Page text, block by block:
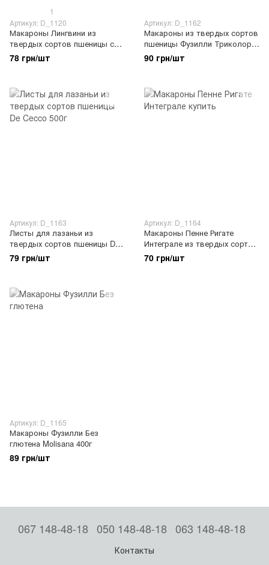
1
Артикул: D_1120
Макароны Лингвини из
твердых сортов пшеницы со
шпинатом De Cecco 500г
78 грн/шт
Артикул: D_1162
Макароны из твердых сортов
пшеницы Фузилли Триколор
De Cecco 500г
90 грн/шт
Артикул: D_1163
Листы для лазаньи из
твердых сортов пшеницы De
Cecco 500г
79 грн/шт
Артикул: D_1164
Макароны Пенне Ригате
Интеграле из твердых сортов
пшеницы De Cecco 500г
70 грн/шт
Артикул: D_1165
Макароны Фузилли Без
глютена Molisana 400г
89 грн/шт
067 148-48-18 050 148-48-18 063 148-48-18
Контакты